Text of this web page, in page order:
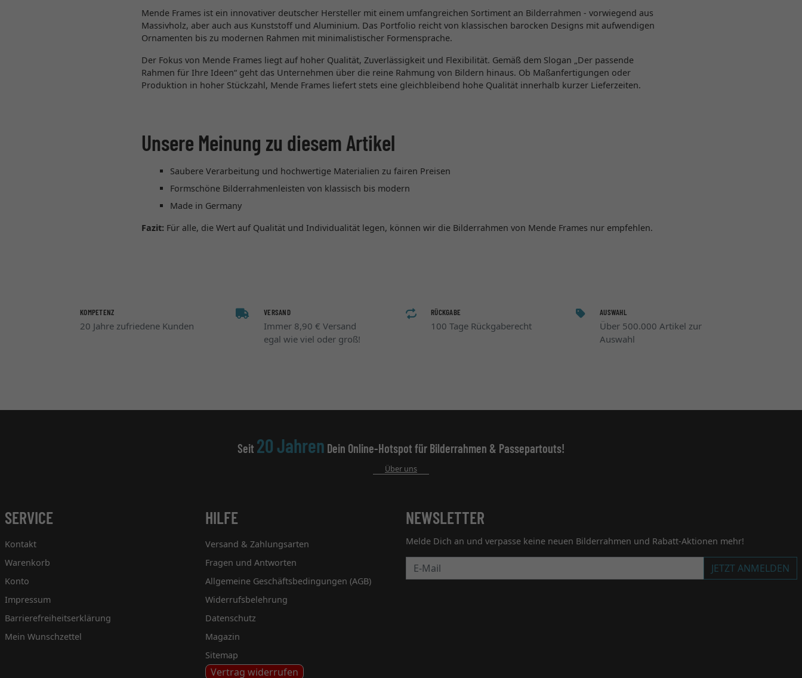
Mende Frames ist ein innovativer deutscher Hersteller mit einem umfangreichen Sortiment an Bilderrahmen - vorwiegend aus
Massivholz, aber auch aus Kunststoff und Aluminium. Das Portfolio reicht von klassischen barocken Designs mit aufwendigen
Ornamenten bis zu modernen Rahmen mit minimalistischer Formensprache.
Der Fokus von Mende Frames liegt auf hoher Qualität, Zuverlässigkeit und Flexibilität. Gemäß dem Slogan „Der passende
Rahmen für Ihre Ideen“ geht das Unternehmen über die reine Rahmung von Bildern hinaus. Ob Maßanfertigungen oder
Produktion in hoher Stückzahl, Mende Frames liefert stets eine gleichbleibend hohe Qualität innerhalb kurzer Lieferzeiten.
Unsere Meinung zu diesem Artikel
Saubere Verarbeitung und hochwertige Materialien zu fairen Preisen
Formschöne Bilderrahmenleisten von klassisch bis modern
Made in Germany
Fazit: Für alle, die Wert auf Qualität und Individualität legen, können wir die Bilderrahmen von Mende Frames nur empfehlen.
KOMPETENZ
20 Jahre zufriedene Kunden
VERSAND
Immer 8,90 € Versand
egal wie viel oder groß!
RÜCKGABE
100 Tage Rückgaberecht
AUSWAHL
Über 500.000 Artikel zur
Auswahl
Seit 20 Jahren Dein Online-Hotspot für Bilderrahmen & Passepartouts!
Über uns
SERVICE
Kontakt
Warenkorb
Konto
Impressum
Barrierefreiheitserklärung
Mein Wunschzettel
HILFE
Versand & Zahlungsarten
Fragen und Antworten
Allgemeine Geschäftsbedingungen (AGB)
Widerrufsbelehrung
Datenschutz
Magazin
Sitemap
Vertrag widerrufen
NEWSLETTER
Melde Dich an und verpasse keine neuen Bilderrahmen und Rabatt-Aktionen mehr!
Newsletter
JETZT ANMELDEN